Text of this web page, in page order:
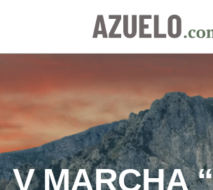
V MARCHA